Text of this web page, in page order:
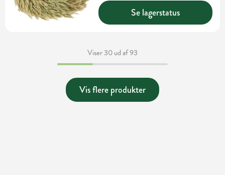
Se lagerstatus
Viser 30 ud af 93
Vis flere produkter